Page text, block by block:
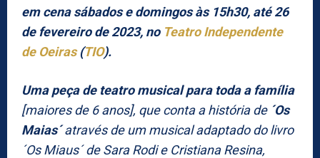
em cena sábados e domingos às 15h30, até 26
de fevereiro de 2023, no Teatro Independente
de Oeiras(TIO).
Uma peça de teatro musical para toda a família
[maiores de 6 anos], que conta a história de ´Os
Maias´através de um musical adaptado do livro
´Os Miaus´ de Sara Rodi e Cristiana Resina,